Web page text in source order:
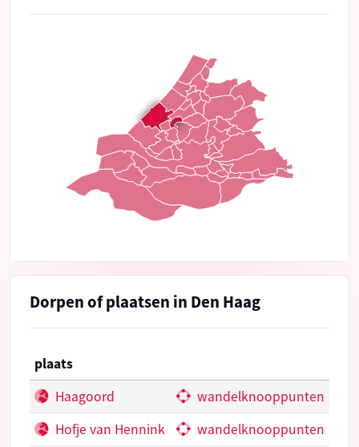
Dorpen of plaatsen in Den Haag
plaats
Haagoord
wandelknooppunten
Hofje van Hennink
wandelknooppunten